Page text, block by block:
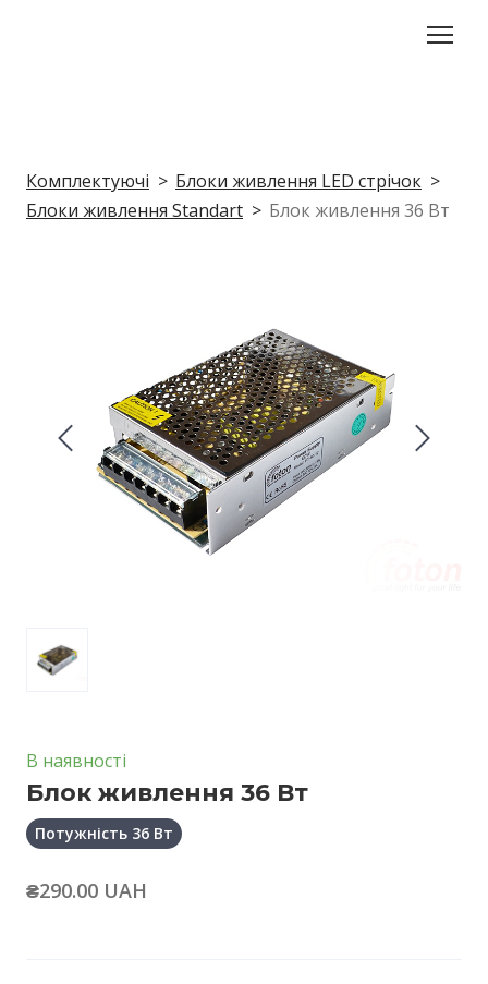
Комплектуючі
Блоки живлення LED стрічок
Блоки живлення Standart
Блок живлення 36 Вт
В наявності
Блок живлення 36 Вт
Потужність 36 Вт
₴290.00 UAH